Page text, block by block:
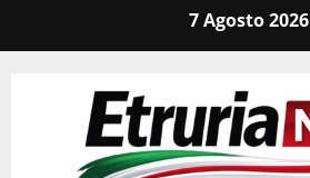
7 Agosto 2026